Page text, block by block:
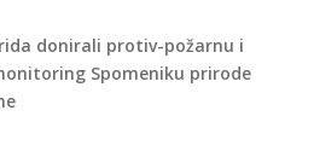
donirali protiv-požarnu i
Spomeniku prirode